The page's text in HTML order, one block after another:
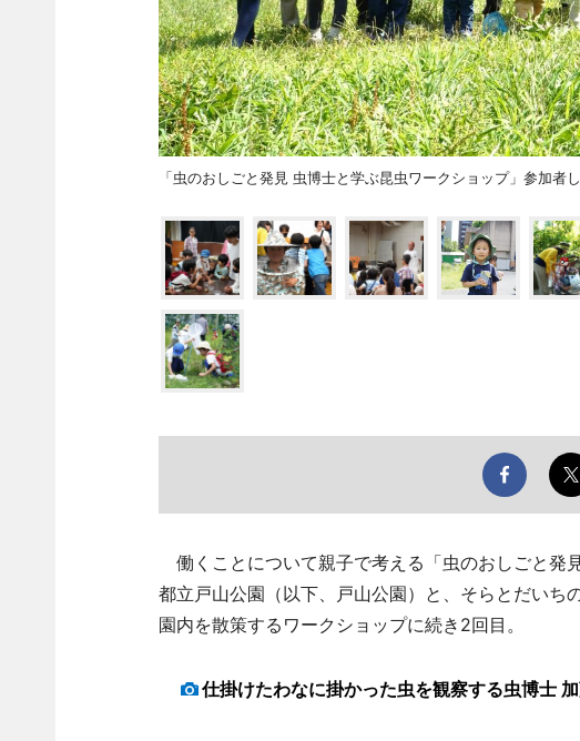
「虫のおしごと発見 虫博士と学ぶ昆虫ワークショップ」参加者
働くことについて親子で考える「虫のおしごと発
都立戸山公園（以下、戸山公園）と、そらとだいち
園内を散策するワークショップに続き2回目。
仕掛けたわなに掛かった虫を観察する虫博士